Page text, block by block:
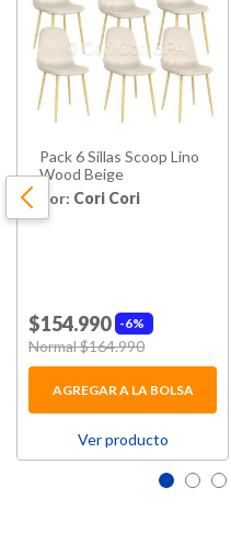
Pack 6 Sillas Scoop Lino
Wood Beige
Por: Cori Cori
6%
$154.990
Price reduced from
Normal $164.990
AGREGAR A LA BOLSA
Ver producto